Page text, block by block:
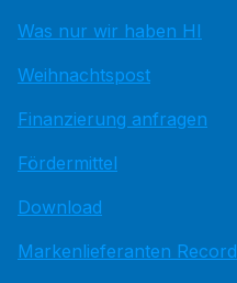
Was nur wir haben HI
Weihnachtspost
Finanzierung anfragen
Fördermittel
Download
Markenlieferanten Record